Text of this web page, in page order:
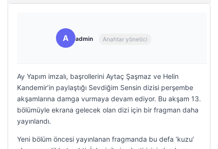
A admin Anahtar yönetici
Ay Yapım imzalı, başrollerini Aytaç Şaşmaz ve Helin
Kandemir’in paylaştığı Sevdiğim Sensin dizisi perşembe
akşamlarına damga vurmaya devam ediyor. Bu akşam 13.
bölümüyle ekrana gelecek olan dizi için bir fragman daha
yayınlandı.
Yeni bölüm öncesi yayınlanan fragmanda bu defa ‘kuzu’